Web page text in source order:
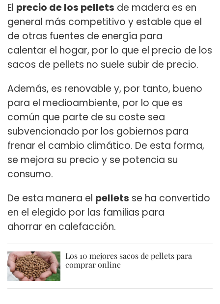
El precio de los pellets de madera es en
general más competitivo y estable que el
de otras fuentes de energía para
calentar el hogar, por lo que el precio de los
sacos de pellets no suele subir de precio.
Además, es renovable y, por tanto, bueno
para el medioambiente, por lo que es
común que parte de su coste sea
subvencionado por los gobiernos para
frenar el cambio climático. De esta forma,
se mejora su precio y se potencia su
consumo.
De esta manera el pellets se ha convertido
en el elegido por las familias para
ahorrar en calefacción.
Los 10 mejores sacos de pellets para
comprar online